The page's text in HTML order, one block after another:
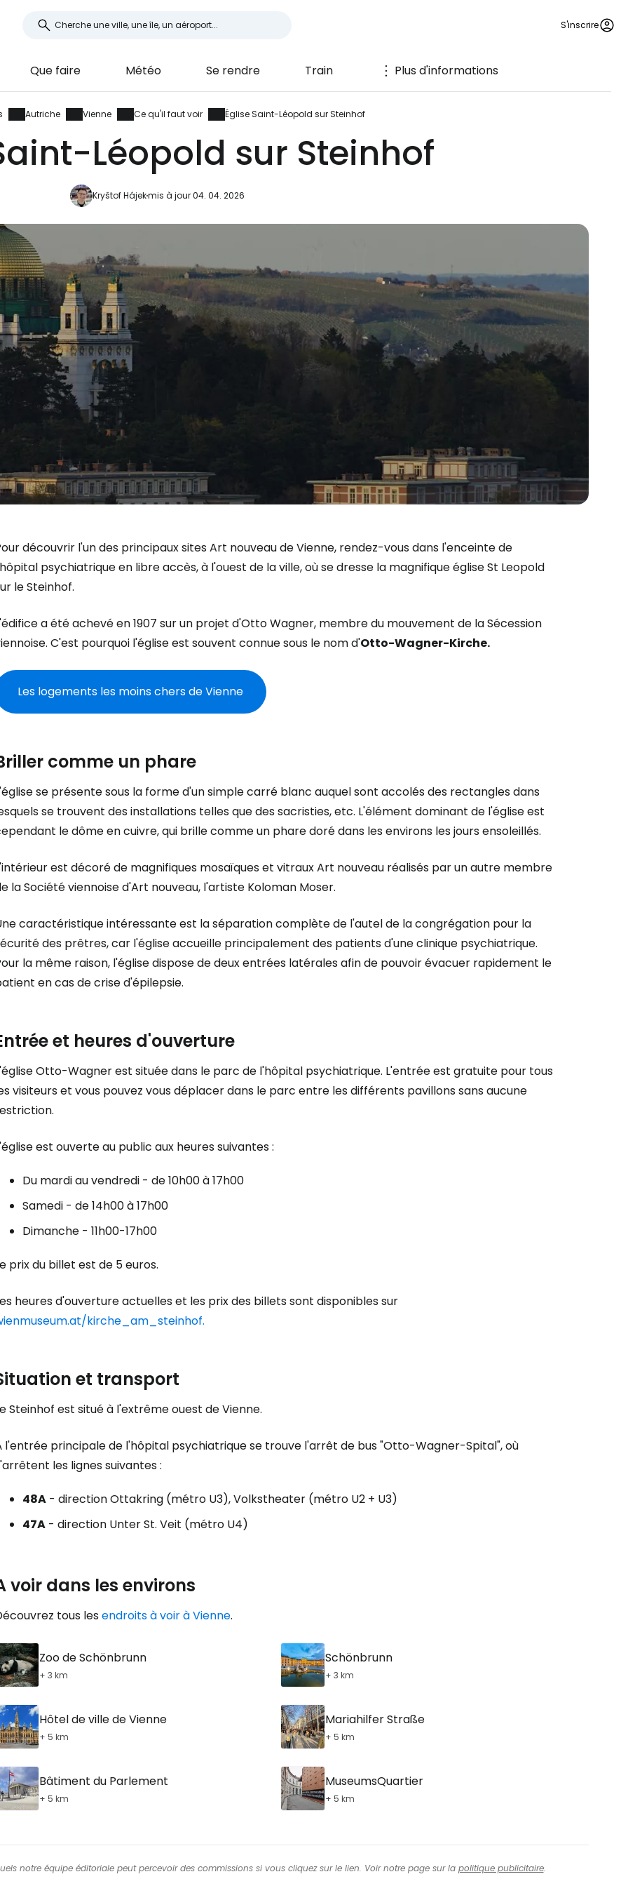
S'inscrire
Que faire Météo Se rendre Train Plus d'informations
Autriche Vienne Ce qu'il faut voir Église Saint-Léopold sur Steinhof
Léopold sur Steinhof
Kryštof Hájekmis à jour 04. 04. 2026
découvrir l'un des principaux sites Art nouveau de Vienne, rendez-vous dans l'enceinte de
psychiatrique en libre accès, à l'ouest de la ville, où se dresse la magnifique église St Leopold
le Steinhof.
a été achevé en 1907 sur un projet d'Otto Wagner, membre du mouvement de la Sécession
C'est pourquoi l'église est souvent connue sous le nom d'Otto-Wagner-Kirche.
Les logements les moins chers de Vienne
comme un phare
se présente sous la forme d'un simple carré blanc auquel sont accolés des rectangles dans
se trouvent des installations telles que des sacristies, etc. L'élément dominant de l'église est
le dôme en cuivre, qui brille comme un phare doré dans les environs les jours ensoleillés.
est décoré de magnifiques mosaïques et vitraux Art nouveau réalisés par un autre membre
la Société viennoise d'Art nouveau, l'artiste Koloman Moser.
caractéristique intéressante est la séparation complète de l'autel de la congrégation pour la
des prêtres, car l'église accueille principalement des patients d'une clinique psychiatrique.
la même raison, l'église dispose de deux entrées latérales afin de pouvoir évacuer rapidement le
en cas de crise d'épilepsie.
et heures d'ouverture
Otto-Wagner est située dans le parc de l'hôpital psychiatrique. L'entrée est gratuite pour tous
visiteurs et vous pouvez vous déplacer dans le parc entre les différents pavillons sans aucune
est ouverte au public aux heures suivantes :
Du mardi au vendredi - de 10h00 à 17h00
Samedi - de 14h00 à 17h00
Dimanche - 11h00-17h00
prix du billet est de 5 euros.
heures d'ouverture actuelles et les prix des billets sont disponibles sur
kirche_am_steinhof.
et transport
Steinhof est situé à l'extrême ouest de Vienne.
l'entrée principale de l'hôpital psychiatrique se trouve l'arrêt de bus "Otto-Wagner-Spital", où
les lignes suivantes :
48A - direction Ottakring (métro U3), Volkstheater (métro U2 + U3)
47A - direction Unter St. Veit (métro U4)
voir dans les environs
tous lesendroits à voir à Vienne.
Zoo de Schönbrunn
+ 3 km
Schönbrunn
+ 3 km
Hôtel de ville de Vienne
+ 5 km
Mariahilfer Straße
+ 5 km
Bâtiment du Parlement
+ 5 km
MuseumsQuartier
+ 5 km
notre équipe éditoriale peut percevoir des commissions si vous cliquez sur le lien. Voir notre page sur la politique publicitaire.
Se connecter à Cestee
... la communauté mondiale des voyageurs